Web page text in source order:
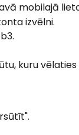
mobilajā
izvēlni.
kuru